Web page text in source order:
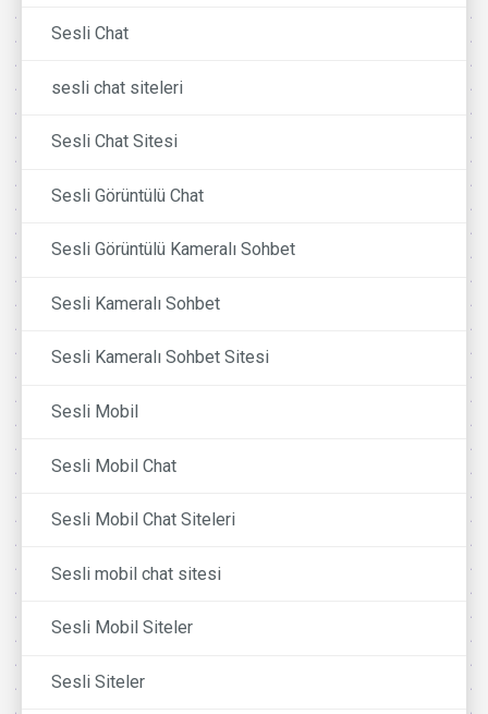
Sesli Chat
sesli chat siteleri
Sesli Chat Sitesi
Sesli Görüntülü Chat
Sesli Görüntülü Kameralı Sohbet
Sesli Kameralı Sohbet
Sesli Kameralı Sohbet Sitesi
Sesli Mobil
Sesli Mobil Chat
Sesli Mobil Chat Siteleri
Sesli mobil chat sitesi
Sesli Mobil Siteler
Sesli Siteler